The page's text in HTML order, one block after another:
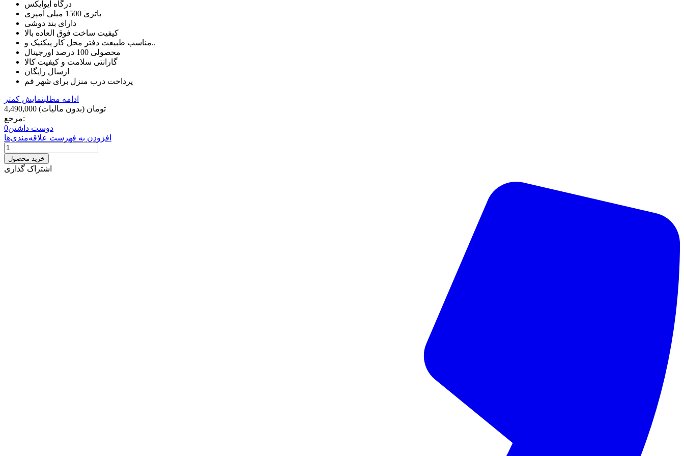
درگاه ایوایکس
باتری 1500 میلی امپری
دارای بند دوشی
کیفیت ساخت فوق العاده بالا
مناسب طبیعت دفتر محل کار پیکنیک و..
محصولی 100 درصد اورجینال
گارانتی سلامت و کیفیت کالا
ارسال رایگان
پرداخت درب منزل برای شهر قم
ادامه مطلبنمایش کمتر
4,490,000 تومان (بدون مالیات)
مرجع:
دوست داشتن0
افزودن به فهرست علاقه‌مندی‌ها
خرید محصول
اشتراک گذاری